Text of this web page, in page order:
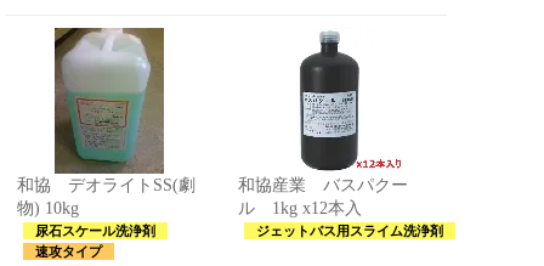
和協 デオライトSS(劇
物) 10kg
尿石スケール洗浄剤
速攻タイプ
和協産業 バスパクー
ル 1kg x12本入
ジェットバス用スライム洗浄剤